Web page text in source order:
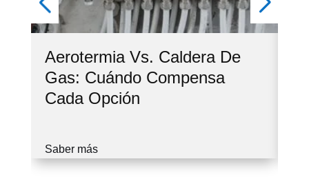
Aerotermia Vs. Caldera De
Gas: Cuándo Compensa
Cada Opción
Saber más